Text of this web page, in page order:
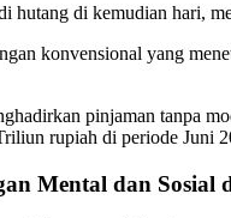
hutang di kemudian hari,
konvensional yang
pinjaman tanpa
rupiah di periode Juni
Mental dan